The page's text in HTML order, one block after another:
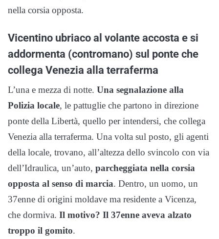
nella corsia opposta.
Vicentino ubriaco al volante accosta e si
addormenta (contromano) sul ponte che
collega Venezia alla terraferma
L’una e mezza di notte. Una segnalazione alla
Polizia locale, le pattuglie che partono in direzione
ponte della Libertà, quello per intendersi, che collega
Venezia alla terraferma. Una volta sul posto, gli agenti
della locale, trovano, all’altezza dello svincolo con via
dell’Idraulica, un’auto, parcheggiata nella corsia
opposta al senso di marcia. Dentro, un uomo, un
37enne di origini moldave ma residente a Vicenza,
che dormiva. Il motivo? Il 37enne aveva alzato
troppo il gomito.